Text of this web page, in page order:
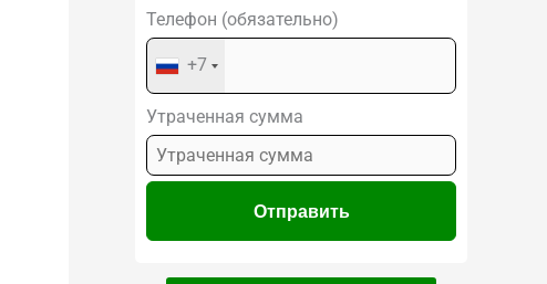
Телефон (обязательно)
+7
Утраченная сумма